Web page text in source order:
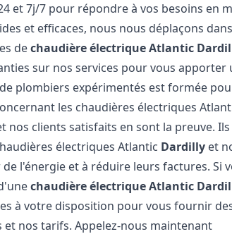
et 7j/7 pour répondre à vos besoins en
et efficaces, nous nous déplaçons
dechaudière électrique Atlantic
sur nos services pour vous
plombiers expérimentés est formée
les chaudières électriques
nos clients satisfaits en sont la preuve.
électriques Atlantic Dardilly et
l'énergie et à réduire leurs factures. Si
chaudière électrique Atlantic
à votre disposition pour vous fournir
et nos tarifs. Appelez-nous maintenant